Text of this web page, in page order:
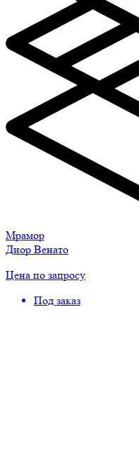
Мрамор
Диор Венато
Цена по запросу
Под заказ